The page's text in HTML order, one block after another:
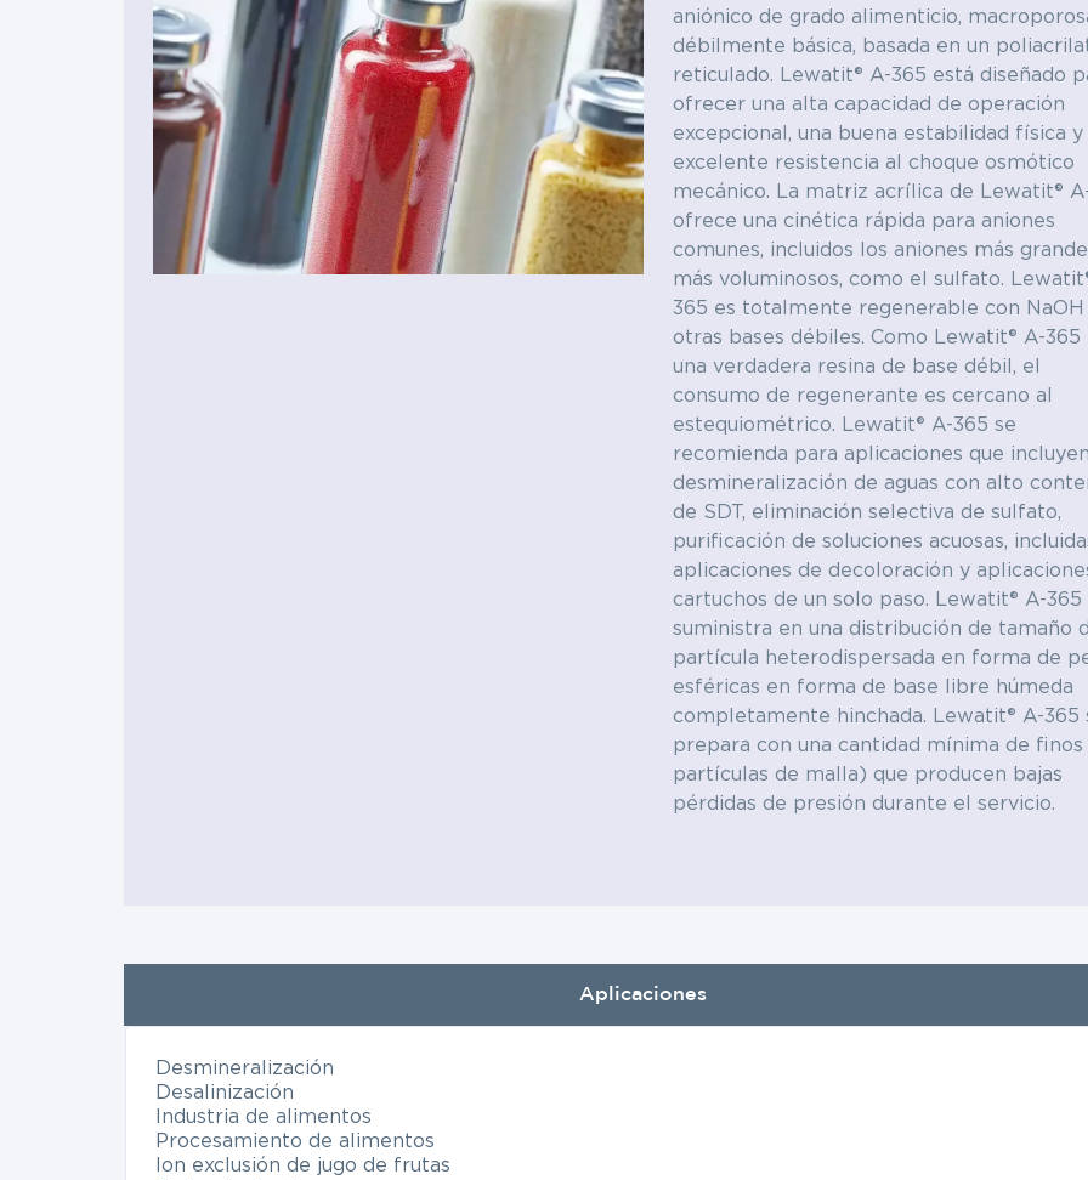
Materias Primas
Materias Primas Eléctrica y electrónica Textil
Hule y caucho Hospitales Polímeros
aniónico de grado alimenticio,
débilmente básica, basada en un
reticulado. Lewatit® A-365 está diseñado
ofrecer una alta capacidad de operación
excepcional, una buena estabilidad física y
excelente resistencia al choque osmótico
mecánico. La matriz acrílica de Lewatit®
ofrece una cinética rápida para aniones
comunes, incluidos los aniones más
más voluminosos, como el sulfato.
365 es totalmente regenerable con NaOH
otras bases débiles. Como Lewatit® A-365
una verdadera resina de base débil, el
consumo de regenerante es cercano al
estequiométrico. Lewatit® A-365 se
recomienda para aplicaciones que
desmineralización de aguas con alto
de SDT, eliminación selectiva de sulfato,
purificación de soluciones acuosas,
aplicaciones de decoloración y
cartuchos de un solo paso. Lewatit® A-365
suministra en una distribución de tamaño
partícula heterodispersada en forma de
esféricas en forma de base libre húmeda
completamente hinchada. Lewatit® A-365
prepara con una cantidad mínima de
partículas de malla) que producen bajas
pérdidas de presión durante el servicio.
Aplicaciones
Desmineralización
Desalinización
Industria de alimentos
Procesamiento de alimentos
Ion exclusión de jugo de frutas